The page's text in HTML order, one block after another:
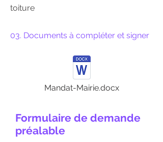
toiture
03. Documents à compléter et signer
Mandat-Mairie.docx
Formulaire de demande
préalable